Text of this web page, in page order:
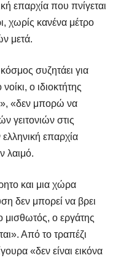
επαρχία που πνίγεται
χωρίς κανένα μέτρο
μετά.
συζητάει για
ο ιδιοκτήτης
«δεν μπορώ να
γειτονιών στις
επαρχία
λαιμό.
και μια χώρα
δεν μπορεί να βρει
μισθωτός, ο εργάτης
Από το τραπέζι
«δεν είναι εικόνα